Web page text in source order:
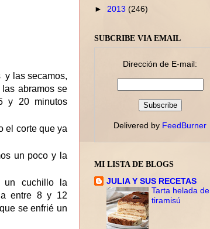
y las secamos,
abramos se
y 20 minutos
el corte que ya
un poco y la
un cuchillo la
entre 8 y 12
se enfrié un
► 2013 (246)
SUBCRIBE VIA EMAIL
Dirección de E-mail:
Delivered by FeedBurner
MI LISTA DE BLOGS
JULIA Y SUS RECETAS
Tarta helada de
tiramisú